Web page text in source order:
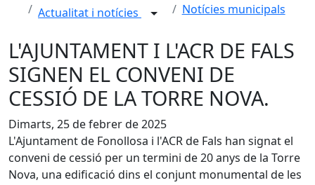
Actualitat i notícies Notícies municipals
L'AJUNTAMENT I L'ACR DE FALS
SIGNEN EL CONVENI DE
CESSIÓ DE LA TORRE NOVA.
Dimarts, 25 de febrer de 2025
L'Ajuntament de Fonollosa i l'ACR de Fals han signat el
conveni de cessió per un termini de 20 anys de la Torre
Nova, una edificació dins el conjunt monumental de les